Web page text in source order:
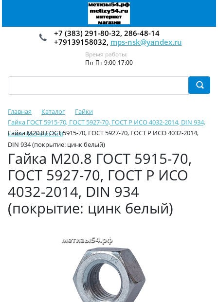
+7 (383) 291-80-32, 286-48-14
+79139158032, mps-nsk@yandex.ru
Время работы:
Пн-Пт 9:00-17:00
Главная Каталог
Гайки
Гайка ГОСТ 5915-70, ГОСТ 5927-70, ГОСТ Р ИСО 4032-2014, DIN 934,
класс прочности 8
Гайка М20.8 ГОСТ 5915-70, ГОСТ 5927-70, ГОСТ Р ИСО 4032-2014,
DIN 934 (покрытие: цинк белый)
Гайка М20.8 ГОСТ 5915-70,
ГОСТ 5927-70, ГОСТ Р ИСО
4032-2014, DIN 934
(покрытие: цинк белый)